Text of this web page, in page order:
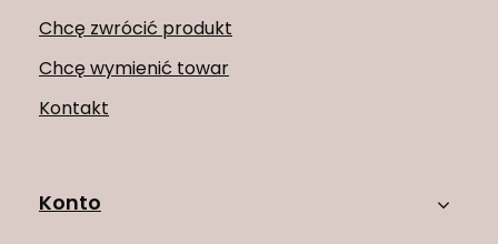
Chcę zwrócić produkt
Chcę wymienić towar
Kontakt
Konto